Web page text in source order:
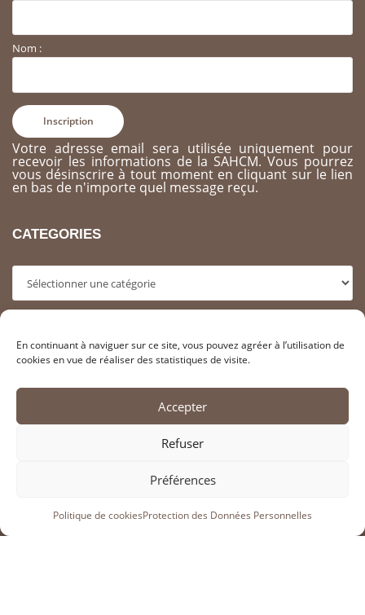
En continuant à naviguer sur ce site, vous pouvez agréer à l’utilisation de
cookies en vue de réaliser des statistiques de visite.
Accepter
Refuser
Préférences
Politique de cookiesProtection des Données Personnelles
Nom :
Votre adresse email sera utilisée uniquement pour
recevoir les informations de la SAHCM. Vous pourrez
vous désinscrire à tout moment en cliquant sur le lien
en bas de n'importe quel message reçu.
CATEGORIES